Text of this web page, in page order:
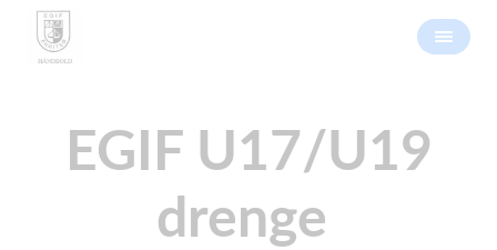
EGIF U17/U19
drenge